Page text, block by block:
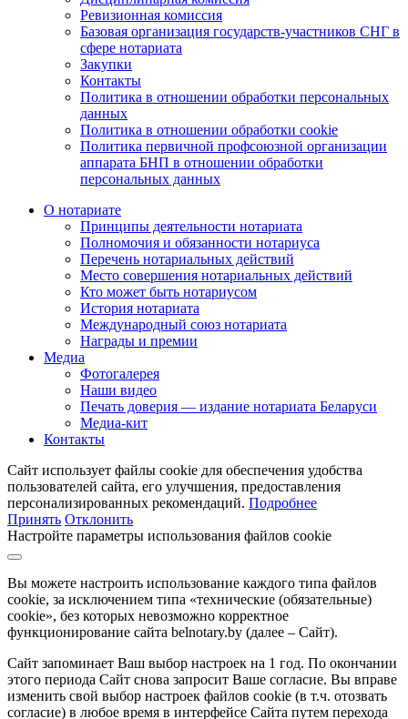
Ревизионная комиссия
Базовая организация государств-участников СНГ в
сфере нотариата
Закупки
Контакты
Политика в отношении обработки персональных
данных
Политика в отношении обработки cookie
Политика первичной профсоюзной организации
аппарата БНП в отношении обработки
персональных данных
О нотариате
Принципы деятельности нотариата
Полномочия и обязанности нотариуса
Перечень нотариальных действий
Место совершения нотариальных действий
Кто может быть нотариусом
История нотариата
Международный союз нотариата
Награды и премии
Медиа
Фотогалерея
Наши видео
Печать доверия — издание нотариата Беларуси
Медиа-кит
Контакты
Сайт использует файлы cookie для обеспечения удобства
пользователей сайта, его улучшения, предоставления
персонализированных рекомендаций. Подробнее
Принять Отклонить
Настройте параметры использования файлов cookie
Вы можете настроить использование каждого типа файлов
cookie, за исключением типа «технические (обязательные)
cookie», без которых невозможно корректное
функционирование сайта belnotary.by (далее – Сайт).
Сайт запоминает Ваш выбор настроек на 1 год. По окончании
этого периода Сайт снова запросит Ваше согласие. Вы вправе
изменить свой выбор настроек файлов cookie (в т.ч. отозвать
согласие) в любое время в интерфейсе Сайта путем перехода